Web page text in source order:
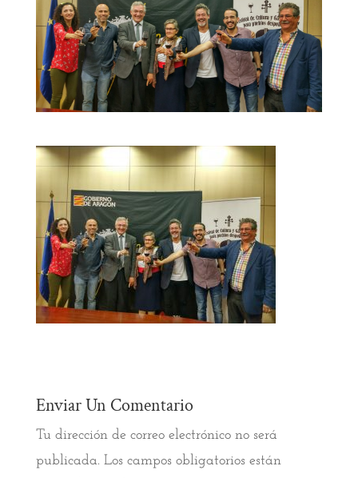
Enviar Un Comentario
Tu dirección de correo electrónico no será
publicada. Los campos obligatorios están